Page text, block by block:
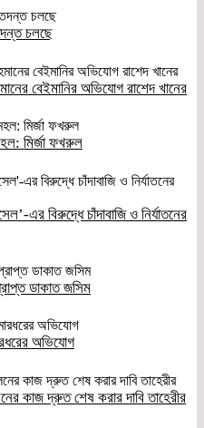
চলছে
বেইমানির অভিযোগ রাশেদ খানের
মির্জা ফখরুল
এর বিরুদ্ধে চাঁদাবাজি ও নির্যাতনের
ডাকাত জসিম
অভিযোগ
কাজ দ্রুত শেষ করার দাবি তাহেরীর